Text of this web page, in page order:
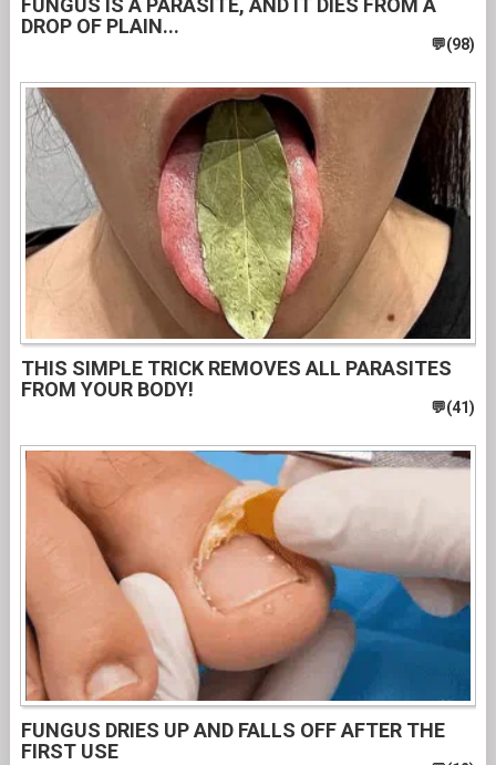
FUNGUS IS A PARASITE, AND IT DIES FROM A
DROP OF PLAIN...
THIS SIMPLE TRICK REMOVES ALL PARASITES
FROM YOUR BODY!
FUNGUS DRIES UP AND FALLS OFF AFTER THE
FIRST USE